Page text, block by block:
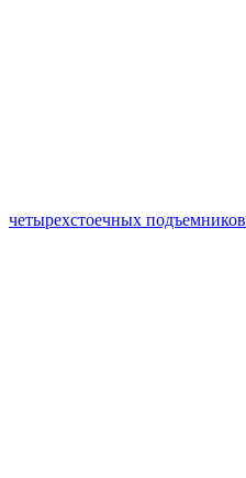
четырехстоечных подъемников